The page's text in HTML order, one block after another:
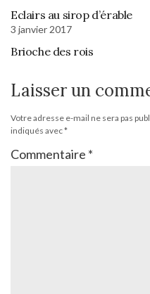
Eclairs au sirop d’érable
3 janvier 2017
Brioche des rois
Laisser un
Votre adresse e-mail ne sera pas
indiqués avec*
Commentaire *